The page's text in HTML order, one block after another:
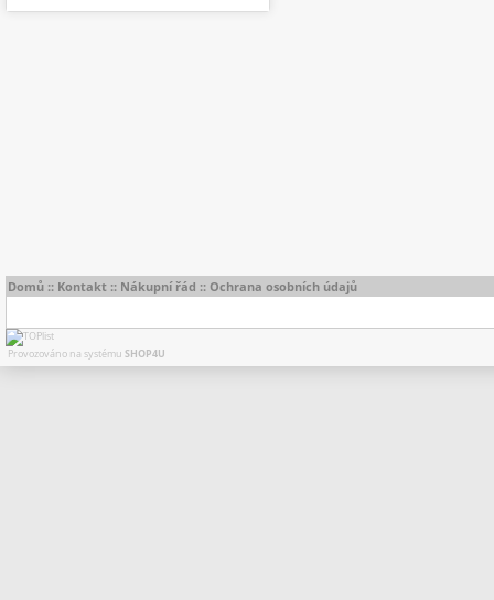
Domů :: Kontakt :: Nákupní řád :: Ochrana osobních údajů
Provozováno na systému SHOP4U